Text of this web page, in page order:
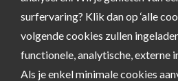
surfervaring? Klik dan op ‘alle
volgende cookies zullen
functionele, analytische, externe
Als je enkel minimale cookies